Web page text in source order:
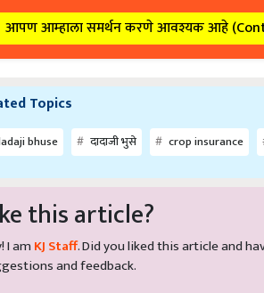
आपण आम्हाला समर्थन करणे आवश्यक आहे
Topics
bhuse दादाजी भुसे crop insurance
this article?
I amKJ Staff. Did you liked this article and
and feedback.